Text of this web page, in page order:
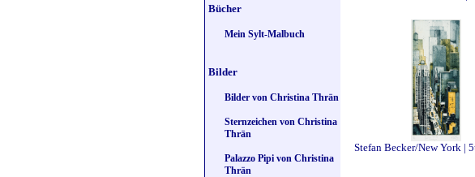
Bücher
Mein Sylt-Malbuch
Bilder
Bilder von Christina Thrän
Sternzeichen von Christina
Thrän
Palazzo Pipi von Christina
Thrän
Stefan Becker/New York |